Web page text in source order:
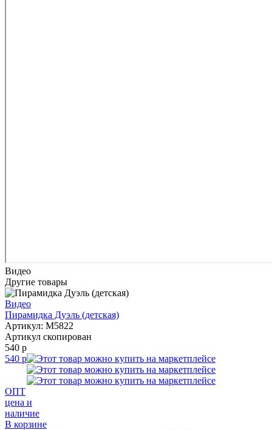
Видео
Другие товары
Видео
Пирамидка Дуэль (детская)
Артикул: M5822
Артикул скопирован
540 р
540 р
ОПТ
цена и
наличие
В корзине